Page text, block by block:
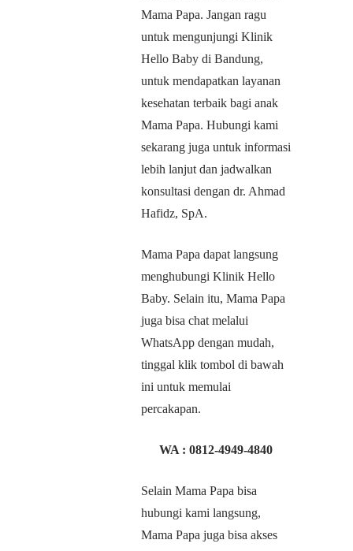
Mama Papa. Jangan ragu
untuk mengunjungi Klinik
Hello Baby di Bandung,
untuk mendapatkan layanan
kesehatan terbaik bagi anak
Mama Papa. Hubungi kami
sekarang juga untuk informasi
lebih lanjut dan jadwalkan
konsultasi dengan dr. Ahmad
Hafidz, SpA.
Mama Papa dapat langsung
menghubungi Klinik Hello
Baby. Selain itu, Mama Papa
juga bisa chat melalui
WhatsApp dengan mudah,
tinggal klik tombol di bawah
ini untuk memulai
percakapan.
WA : 0812-4949-4840
Selain Mama Papa bisa
hubungi kami langsung,
Mama Papa juga bisa akses